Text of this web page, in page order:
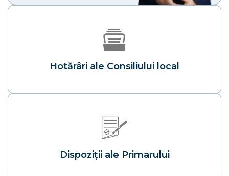
Hotărâri ale Consiliului local
Dispoziţii ale Primarului